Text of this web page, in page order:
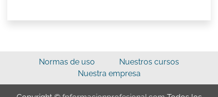
Normas de uso
Nuestros cursos
Nuestra empresa